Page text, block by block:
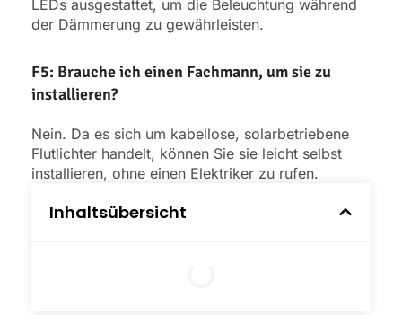
Inhaltsübersicht
LEDs ausgestattet, um die Beleuchtung während
der Dämmerung zu gewährleisten.
F5: Brauche ich einen Fachmann, um sie zu
installieren?
Nein. Da es sich um kabellose, solarbetriebene
Flutlichter handelt, können Sie sie leicht selbst
installieren, ohne einen Elektriker zu rufen.